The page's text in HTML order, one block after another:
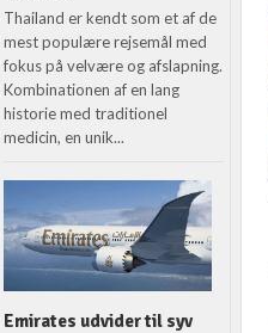
Thailand er kendt som et af de
mest populære rejsemål med
fokus på velvære og afslapning.
Kombinationen af en lang
historie med traditionel
medicin, en unik...
Emirates udvider til syv